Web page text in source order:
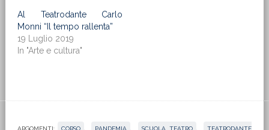
Al Teatrodante Carlo
Monni “Il tempo rallenta”
19 Luglio 2019
In "Arte e cultura"
ARGOMENTI: CORSO , PANDEMIA , SCUOLA TEATRO , TEATRODANTE